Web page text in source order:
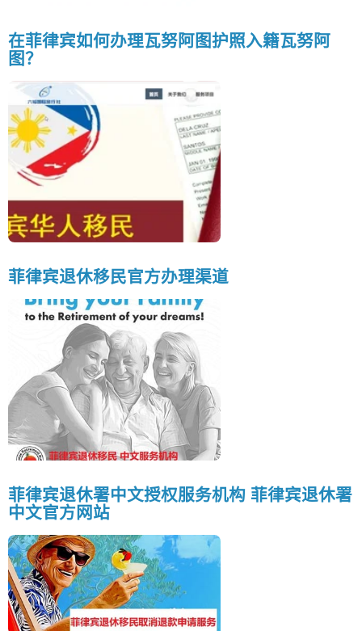
在菲律宾如何办理瓦努阿图护照入籍瓦努阿
图？
菲律宾退休移民官方办理渠道
菲律宾退休署中文授权服务机构 菲律宾退休署
中文官方网站